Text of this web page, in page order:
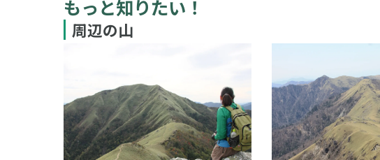
もっと知りたい！
周辺の山